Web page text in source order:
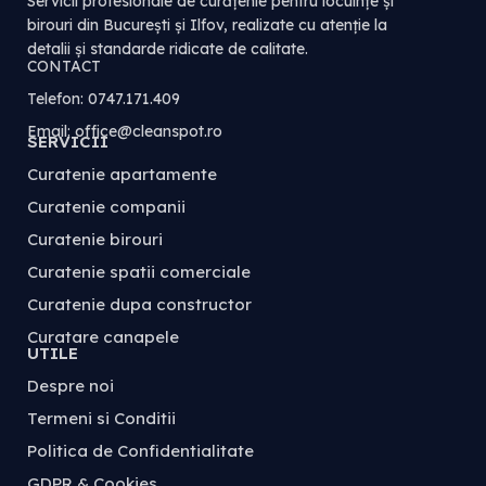
birouri din București și Ilfov, realizate cu atenție la
detalii și standarde ridicate de calitate.
CONTACT
Telefon: 0747.171.409
Email: office@cleanspot.ro
SERVICII
Curatenie apartamente
Curatenie companii
Curatenie birouri
Curatenie spatii comerciale
Curatenie dupa constructor
Curatare canapele
UTILE
Despre noi
Termeni si Conditii
Politica de Confidentialitate